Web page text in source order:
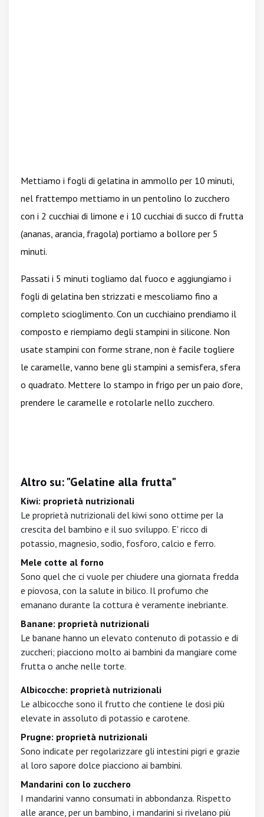
Mettiamo i fogli di gelatina in ammollo per 10 minuti,
nel frattempo mettiamo in un pentolino lo zucchero
con i 2 cucchiai di limone e i 10 cucchiai di succo di frutta
(ananas, arancia, fragola) portiamo a bollore per 5
minuti.
Passati i 5 minuti togliamo dal fuoco e aggiungiamo i
fogli di gelatina ben strizzati e mescoliamo fino a
completo scioglimento. Con un cucchiaino prendiamo il
composto e riempiamo degli stampini in silicone. Non
usate stampini con forme strane, non è facile togliere
le caramelle, vanno bene gli stampini a semisfera, sfera
o quadrato. Mettere lo stampo in frigo per un paio d’ore,
prendere le caramelle e rotolarle nello zucchero.
Altro su: "Gelatine alla frutta"
Kiwi: proprietà nutrizionali
Le proprietà nutrizionali del kiwi sono ottime per la
crescita del bambino e il suo sviluppo. E' ricco di
potassio, magnesio, sodio, fosforo, calcio e ferro.
Mele cotte al forno
Sono quel che ci vuole per chiudere una giornata fredda
e piovosa, con la salute in bilico. Il profumo che
emanano durante la cottura è veramente inebriante.
Banane: proprietà nutrizionali
Le banane hanno un elevato contenuto di potassio e di
zuccheri; piacciono molto ai bambini da mangiare come
frutta o anche nelle torte.
Albicocche: proprietà nutrizionali
Le albicocche sono il frutto che contiene le dosi più
elevate in assoluto di potassio e carotene.
Prugne: proprietà nutrizionali
Sono indicate per regolarizzare gli intestini pigri e grazie
al loro sapore dolce piacciono ai bambini.
Mandarini con lo zucchero
I mandarini vanno consumati in abbondanza. Rispetto
alle arance, per un bambino, i mandarini si rivelano più